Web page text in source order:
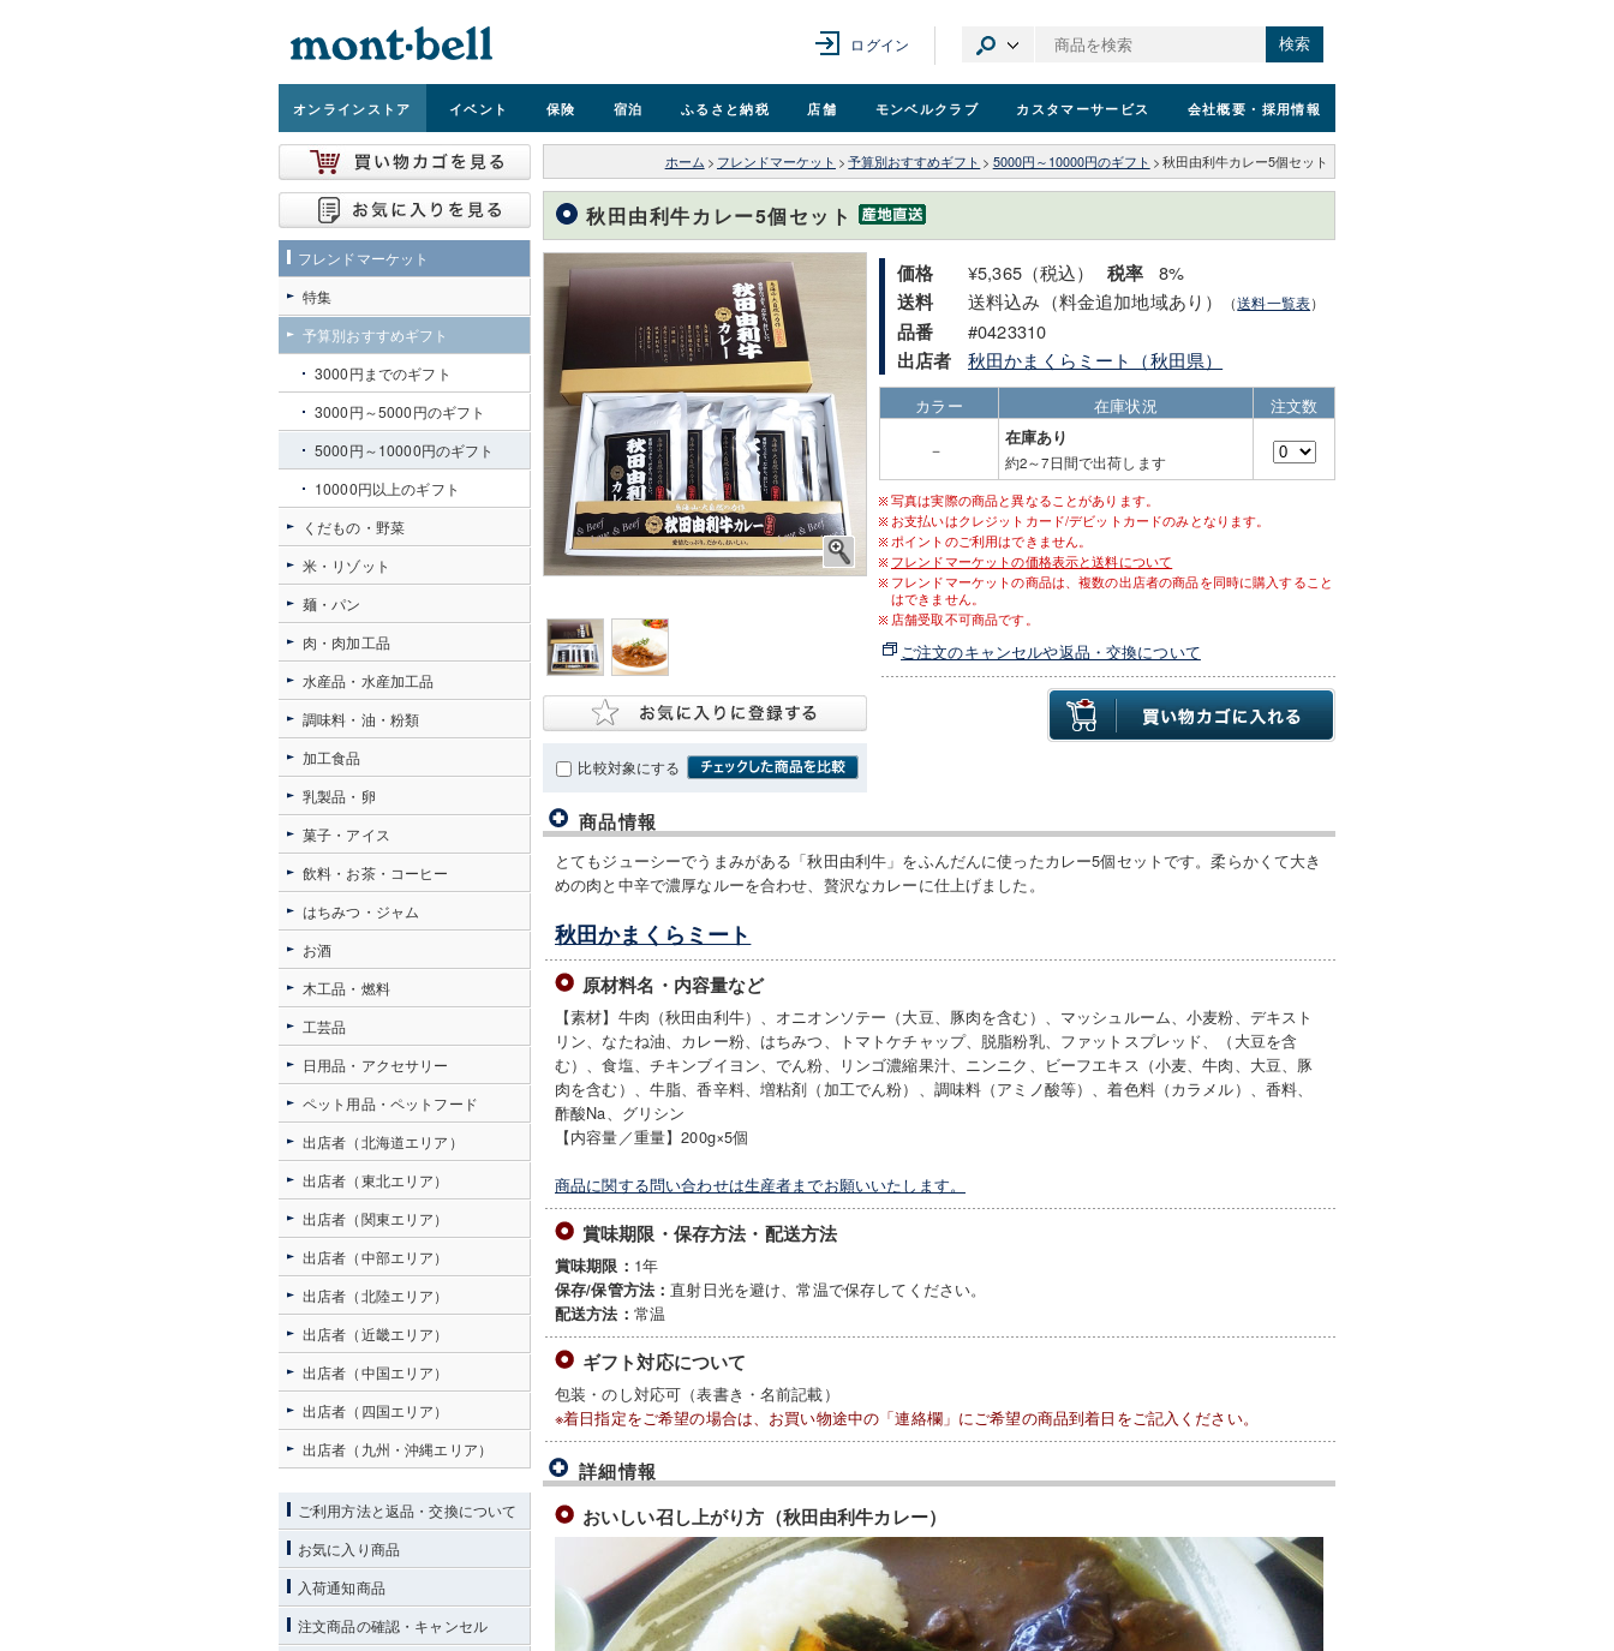
ログイン 検索
オンラインストア イベント 保険 宿泊 ふるさと納税 店舗 モンベルクラブ カスタマーサービス 会社概要 ・採用情報
ホーム > フレンドマーケット > 予算別おすすめギフト > 5000円～10000円のギフト > 秋田由利牛カレー5個セット
秋田由利牛カレー5個セット
比較対象にする
価格 ¥5,365（税込） 税率 8%
送料 送料込み（料金追加地域あり） （送料一覧表）
品番 #0423310
出店者 秋田かまくらミート（秋田県）
カラー 在庫状況
注文数
－
在庫あり
約2～7日間で出荷します
写真は実際の商品と異なることがあります。
お支払いはクレジットカード/デビットカードのみとなります。
ポイントのご利用はできません。
フレンドマーケットの価格表示と送料について
フレンドマーケットの商品は、複数の出店者の商品を同時に購入すること
はできません。
店舗受取不可商品です。
ご注文のキャンセルや返品・交換について
商品情報
とてもジューシーでうまみがある「秋田由利牛」をふんだんに使ったカレー5個セットです。柔らかくて大き
めの肉と中辛で濃厚なルーを合わせ、贅沢なカレーに仕上げました。
秋田かまくらミート
原材料名・内容量など
【素材】牛肉（秋田由利牛）、オニオンソテー（大豆、豚肉を含む）、マッシュルーム、小麦粉、デキスト
リン、なたね油、カレー粉、はちみつ、トマトケチャップ、脱脂粉乳、ファットスプレッド、（大豆を含
む）、食塩、チキンブイヨン、でん粉、リンゴ濃縮果汁、ニンニク、ビーフエキス（小麦、牛肉、大豆、豚
肉を含む）、牛脂、香辛料、増粘剤（加工でん粉）、調味料（アミノ酸等）、着色料（カラメル）、香料、
酢酸Na、グリシン
【内容量／重量】200g×5個
商品に関する問い合わせは生産者までお願いいたします。
賞味期限・保存方法・配送方法
賞味期限： 1年
保存/保管方法：直射日光を避け、常温で保存してください。
配送方法： 常温
ギフト対応について
包装・のし対応可（表書き・名前記載）
※着日指定をご希望の場合は、お買い物途中の「連絡欄」にご希望の商品到着日をご記入ください。
詳細情報
おいしい召し上がり方（秋田由利牛カレー）
フレンドマーケット
特集
予算別おすすめギフト
3000円までのギフト
3000円～5000円のギフト
5000円～10000円のギフト
10000円以上のギフト
くだもの・野菜
米・リゾット
麺・パン
肉・肉加工品
水産品・水産加工品
調味料・油・粉類
加工食品
乳製品・卵
菓子・アイス
飲料・お茶・コーヒー
はちみつ・ジャム
お酒
木工品・燃料
工芸品
日用品・アクセサリー
ペット用品・ペットフード
出店者（北海道エリア）
出店者（東北エリア）
出店者（関東エリア）
出店者（中部エリア）
出店者（北陸エリア）
出店者（近畿エリア）
出店者（中国エリア）
出店者（四国エリア）
出店者（九州・沖縄エリア）
ご利用方法と返品・交換について
お気に入り商品
入荷通知商品
注文商品の確認・キャンセル